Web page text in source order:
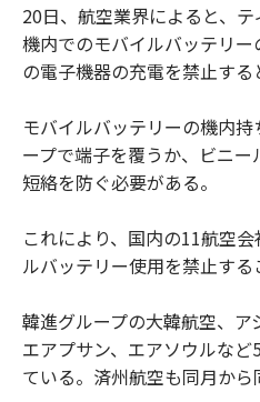
20日、航空業界によると、
機内でのモバイルバッテリ
の電子機器の充電を禁止する
モバイルバッテリーの機内
ープで端子を覆うか、ビニ
短絡を防ぐ必要がある。
これにより、国内の11航空
ルバッテリー使用を禁止する
韓進グループの大韓航空、ア
エアプサン、エアソウルな
ている。済州航空も同月から